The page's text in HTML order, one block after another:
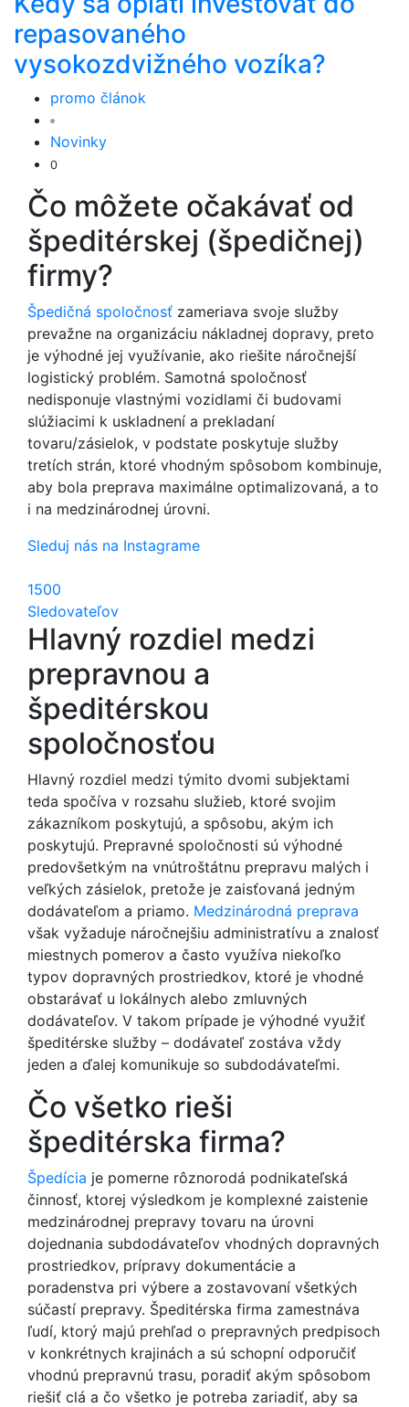
repasovaného
vysokozdvižného vozíka?
promo článok
Novinky
0
Čo môžete očakávať od
špeditérskej (špedičnej)
firmy?
Špedičná spoločnosť zameriava svoje služby
prevažne na organizáciu nákladnej dopravy, preto
je výhodné jej využívanie, ako riešite náročnejší
logistický problém. Samotná spoločnosť
nedisponuje vlastnými vozidlami či budovami
slúžiacimi k uskladnení a prekladaní
tovaru/zásielok, v podstate poskytuje služby
tretích strán, ktoré vhodným spôsobom kombinuje,
aby bola preprava maximálne optimalizovaná, a to
i na medzinárodnej úrovni.
Sleduj nás na Instagrame
1500
Sledovateľov
Hlavný rozdiel medzi
prepravnou a
špeditérskou
spoločnosťou
Hlavný rozdiel medzi týmito dvomi subjektami
teda spočíva v rozsahu služieb, ktoré svojim
zákazníkom poskytujú, a spôsobu, akým ich
poskytujú. Prepravné spoločnosti sú výhodné
predovšetkým na vnútroštátnu prepravu malých i
veľkých zásielok, pretože je zaisťovaná jedným
dodávateľom a priamo. Medzinárodná preprava
však vyžaduje náročnejšiu administratívu a znalosť
miestnych pomerov a často využíva niekoľko
typov dopravných prostriedkov, ktoré je vhodné
obstarávať u lokálnych alebo zmluvných
dodávateľov. V takom prípade je výhodné využiť
špeditérske služby – dodávateľ zostáva vždy
jeden a ďalej komunikuje so subdodávateľmi.
Čo všetko rieši
špeditérska firma?
Špedícia je pomerne rôznorodá podnikateľská
činnosť, ktorej výsledkom je komplexné zaistenie
medzinárodnej prepravy tovaru na úrovni
dojednania subdodávateľov vhodných dopravných
prostriedkov, prípravy dokumentácie a
poradenstva pri výbere a zostavovaní všetkých
súčastí prepravy. Špeditérska firma zamestnáva
ľudí, ktorý majú prehľad o prepravných predpisoch
v konkrétnych krajinách a sú schopní odporučiť
vhodnú prepravnú trasu, poradiť akým spôsobom
riešiť clá a čo všetko je potreba zariadiť, aby sa